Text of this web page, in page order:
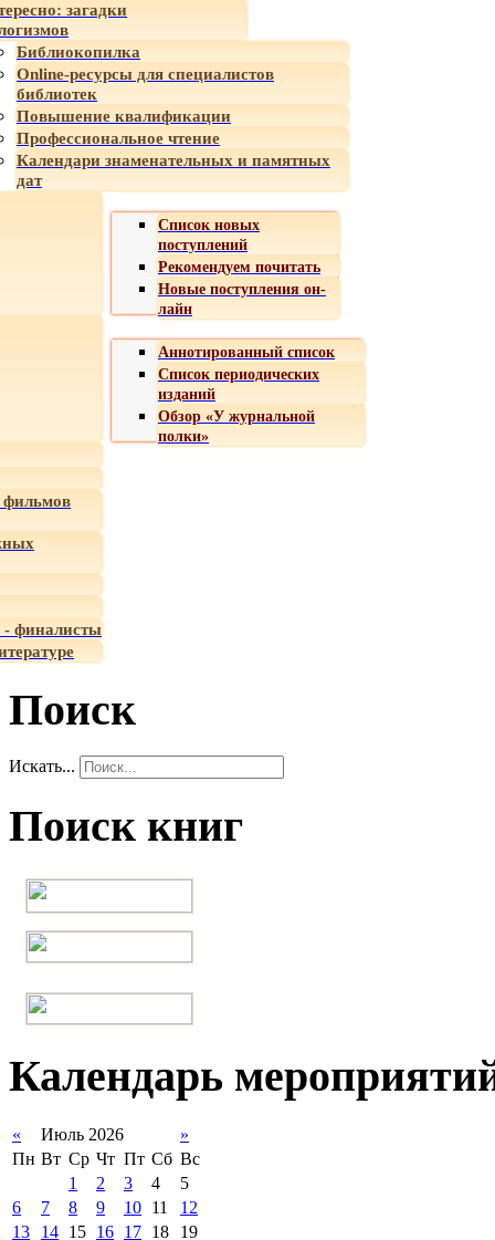
загадки
Библиокопилка
Online-ресурсы для специалистов
библиотек
Повышение квалификации
Профессиональное чтение
Календари знаменательных и памятных
дат
Список новых
поступлений
Рекомендуем почитать
Новые поступления он-
лайн
Аннотированный список
Список периодических
изданий
Обзор «У журнальной
полки»
- финалисты
Поиск
Искать...
Поиск книг
Календарь
« Июль 2026
»
Пн Вт Ср Чт Пт Сб Вс
1
2 3 4
5
6
7 8 9 10 11
12
13
14 15 16 17 18 19